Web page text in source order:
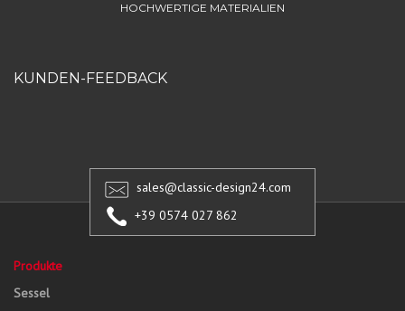
HOCHWERTIGE MATERIALIEN
KUNDEN-FEEDBACK
sales@classic-design24.com
+39 0574 027 862
Produkte
Sessel